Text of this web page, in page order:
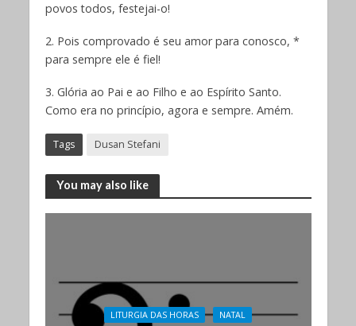
povos todos, festejai-o!
2. Pois comprovado é seu amor para conosco, *
para sempre ele é fiel!
3. Glória ao Pai e ao Filho e ao Espírito Santo.
Como era no princípio, agora e sempre. Amém.
Tags Dusan Stefani
You may also like
LITURGIA DAS HORAS NATAL